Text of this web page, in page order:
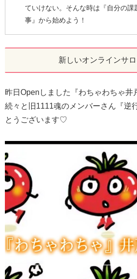
ていけない。そんな時は『自分の課
事』から始めよう！
新しいオンラインサ
昨日Openしました『わちゃわちゃ井
続々と旧1111魂のメンバーさん『逆
とうございます♡